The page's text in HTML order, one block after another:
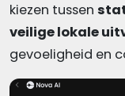
kiezen tussen
veilige lokale
gevoeligheid en